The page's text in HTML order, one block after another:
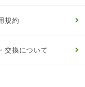
規約
交換について